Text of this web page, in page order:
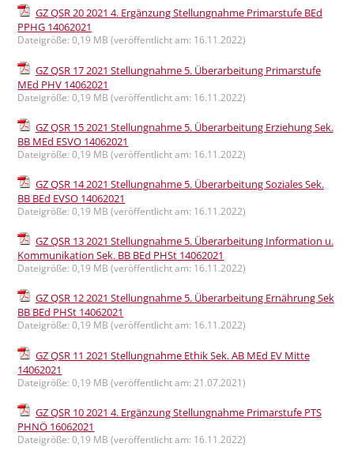
GZ QSR 20 2021 4. Ergänzung Stellungnahme Primarstufe BEd
PPHG 14062021
Dateigröße: 0,19 MB (veröffentlicht am: 16.11.2022)
GZ QSR 17 2021 Stellungnahme 5. Überarbeitung Primarstufe
MEd PHV 14062021
Dateigröße: 0,19 MB (veröffentlicht am: 16.11.2022)
GZ QSR 15 2021 Stellungnahme 5. Überarbeitung Erziehung Sek.
BB MEd ESVO 14062021
Dateigröße: 0,19 MB (veröffentlicht am: 16.11.2022)
GZ QSR 14 2021 Stellungnahme 5. Überarbeitung Soziales Sek.
BB BEd EVSO 14062021
Dateigröße: 0,19 MB (veröffentlicht am: 16.11.2022)
GZ QSR 13 2021 Stellungnahme 5. Überarbeitung Information u.
Kommunikation Sek. BB BEd PHSt 14062021
Dateigröße: 0,19 MB (veröffentlicht am: 16.11.2022)
GZ QSR 12 2021 Stellungnahme 5. Überarbeitung Ernährung Sek
BB BEd PHSt 14062021
Dateigröße: 0,19 MB (veröffentlicht am: 16.11.2022)
GZ QSR 11 2021 Stellungnahme Ethik Sek. AB MEd EV Mitte
14062021
Dateigröße: 0,19 MB (veröffentlicht am: 21.07.2021)
GZ QSR 10 2021 4. Ergänzung Stellungnahme Primarstufe PTS
PHNÖ 16062021
Dateigröße: 0,19 MB (veröffentlicht am: 16.11.2022)